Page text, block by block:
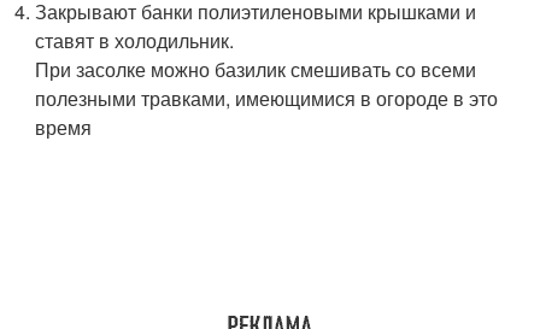
Закрывают банки полиэтиленовыми крышками и
ставят в холодильник.
При засолке можно базилик смешивать со всеми
полезными травками, имеющимися в огороде в это
время